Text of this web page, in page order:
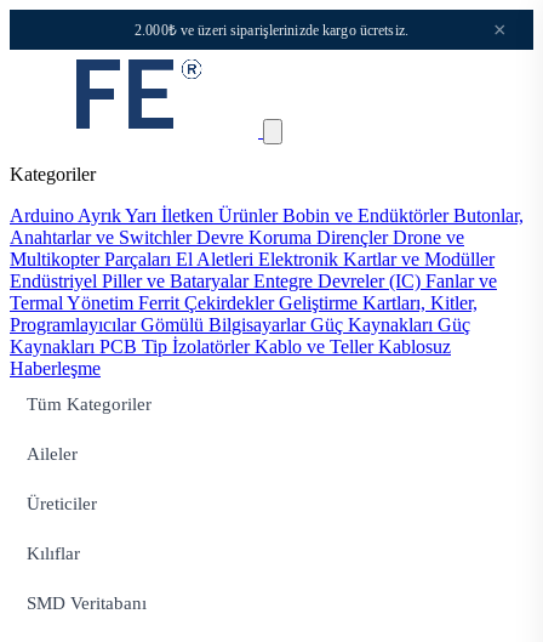
2.000₺ ve üzeri siparişlerinizde kargo ücretsiz. ×
Kategoriler
Arduino Ayrık Yarı İletken ÜrünlerBobin ve EndüktörlerButonlar,
Anahtarlar ve SwitchlerDevre Koruma DirençlerDrone ve
Multikopter Parçaları El Aletleri Elektronik Kartlar ve Modüller
Endüstriyel Piller ve BataryalarEntegre Devreler (IC) Fanlar ve
Termal Yönetim Ferrit ÇekirdeklerGeliştirme Kartları, Kitler,
ProgramlayıcılarGömülü BilgisayarlarGüç Kaynakları Güç
Kaynakları PCB Tip İzolatörlerKablo ve TellerKablosuz
Haberleşme
Tüm Kategoriler
Aileler
Üreticiler
Kılıflar
SMD Veritabanı